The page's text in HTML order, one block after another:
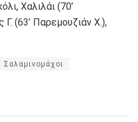
Χαλιλάι (70’
(63’ Παρεμουζιάν Χ.),
Σαλαμινομάχοι